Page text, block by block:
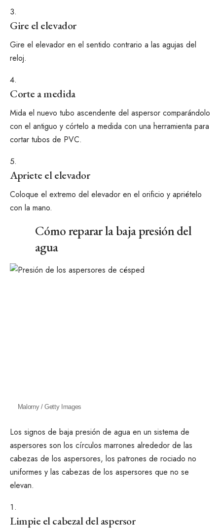
Gire el elevador
Gire el elevador en el sentido contrario a las agujas del
reloj.
Corte a medida
Mida el nuevo tubo ascendente del aspersor comparándolo
con el antiguo y córtelo a medida con una herramienta para
cortar tubos de PVC.
Apriete el elevador
Coloque el extremo del elevador en el orificio y apriételo
con la mano.
Cómo reparar la baja presión del
agua
Malorny / Getty Images
Los signos de baja presión de agua en un sistema de
aspersores son los círculos marrones alrededor de las
cabezas de los aspersores, los patrones de rociado no
uniformes y las cabezas de los aspersores que no se
elevan.
Limpie el cabezal del aspersor